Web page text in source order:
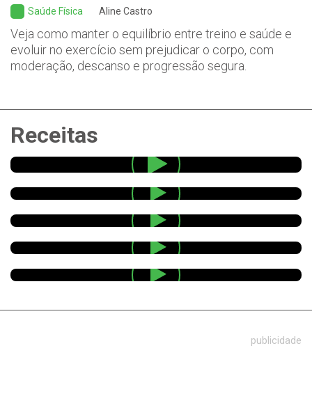
Saúde Física Aline Castro
Veja como manter o equilíbrio entre treino e saúde e
evoluir no exercício sem prejudicar o corpo, com
moderação, descanso e progressão segura.
Receitas
publicidade